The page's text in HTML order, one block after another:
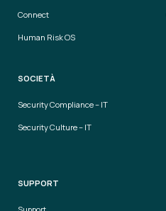
Connect
Human Risk OS
SOCIETÀ
Security Compliance – IT
Security Culture – IT
SUPPORT